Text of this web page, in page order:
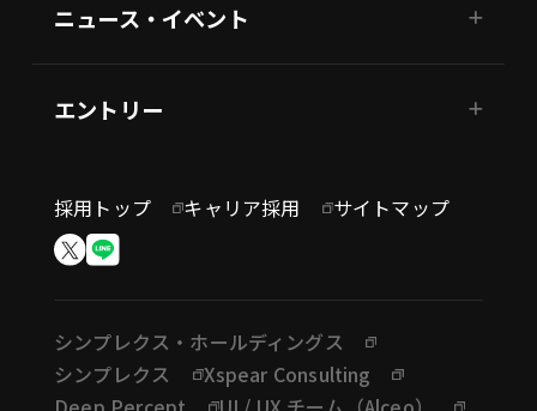
ニュース・イベント
エントリー
採用トップ キャリア採用 サイトマップ
シンプレクス・ホールディングス
シンプレクス
Xspear Consulting